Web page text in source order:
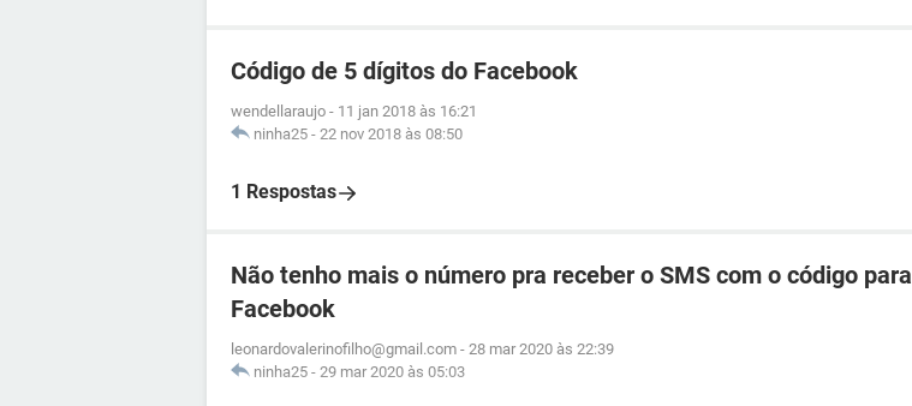
Código de 5 dígitos do Facebook
wendellaraujo - 11 jan 2018 às 16:21
ninha25 - 22 nov 2018 às 08:50
1 Respostas
Não tenho mais o número pra receber o SMS com o código para
Facebook
leonardovalerinofilho@gmail.com - 28 mar 2020 às 22:39
ninha25 - 29 mar 2020 às 05:03